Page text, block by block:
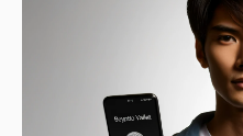
사업모델에도 ‘클라우드’ 컨셉을 도
지금 그의 소식은 더 이상 들리지 않
거래량을 확보하는 건 다른 얘기였으
클라우드는 지금도 ‘힙한’ 아이템이
소버린AI같이 약간 말은 다르지만요.